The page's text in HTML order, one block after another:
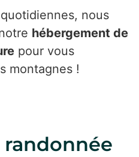
nous
hébergement de
pour vous
montagnes !